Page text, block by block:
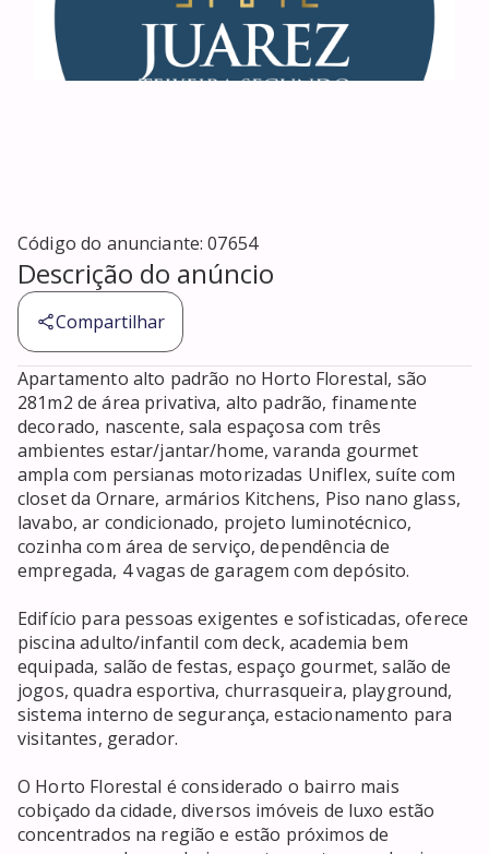
Código do anunciante:07654
Descrição do anúncio
Compartilhar
Apartamento alto padrão no Horto Florestal, são
281m2 de área privativa, alto padrão, finamente
decorado, nascente, sala espaçosa com três
ambientes estar/jantar/home, varanda gourmet
ampla com persianas motorizadas Uniflex, suíte com
closet da Ornare, armários Kitchens, Piso nano glass,
lavabo, ar condicionado, projeto luminotécnico,
cozinha com área de serviço, dependência de
empregada, 4 vagas de garagem com depósito.
Edifício para pessoas exigentes e sofisticadas, oferece
piscina adulto/infantil com deck, academia bem
equipada, salão de festas, espaço gourmet, salão de
jogos, quadra esportiva, churrasqueira, playground,
sistema interno de segurança, estacionamento para
visitantes, gerador.
O Horto Florestal é considerado o bairro mais
cobiçado da cidade, diversos imóveis de luxo estão
concentrados na região e estão próximos de